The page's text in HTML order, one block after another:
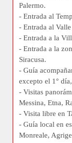
Palermo.
- Entrada al
- Entrada al
- Entrada a la
- Entrada a la
Siracusa.
- Guía
excepto el 1°
- Visitas
Messina, Etna,
- Visita libre en
- Guía local en
Monreale,